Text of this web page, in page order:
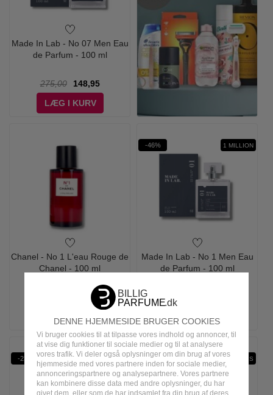
DENNE HJEMMESIDE BRUGER COOKIES
Vi bruger cookies til at tilpasse vores indhold og annoncer, til
at vise dig funktioner til sociale medier og til at analysere
vores trafik. Vi deler også oplysninger om din brug af vores
hjemmeside med vores partnere inden for sociale medier,
annonceringspartnere og analysepartnere. Vores partnere
kan kombinere disse data med andre oplysninger, du har
givet dem, eller som de har indsamlet fra din brug af deres
Made In Lab - No 07 Men Eau
de Parfum - 100 ml
275,00
148,95
LÆG I KURV
Chanel - No 1 L'eau Rouge de
Chanel - 100 ml
995,00
LÆS MERE
-46% 1 MILLION
Made In Lab - No 1 Men Eau
de Parfum - 100 ml
275,00
LÆG I KURV
-23% -46% WOW PRIS